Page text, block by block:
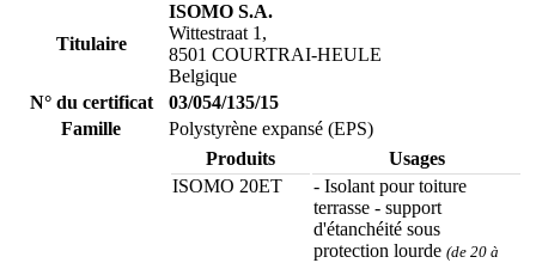
Titulaire
ISOMO S.A.
Wittestraat 1,
8501 COURTRAI-HEULE
Belgique
N° du certificat
03/054/135/15
Famille
Polystyrène expansé (EPS)
Produits
Usages
ISOMO 20ET
- Isolant pour toiture
terrasse - support
d'étanchéité sous
protection lourde (de 20 à